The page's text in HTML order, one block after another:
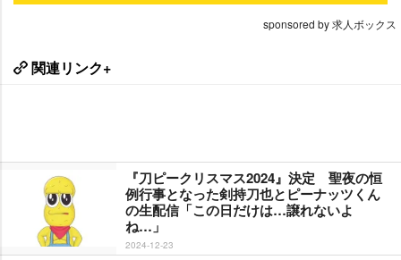
sponsored by 求人ボックス
関連リンク+
『刀ピークリスマス2024』決定 聖夜の恒
例行事となった剣持刀也とピーナッツくん
の生配信「この日だけは…譲れないよ
ね…」
2024-12-23